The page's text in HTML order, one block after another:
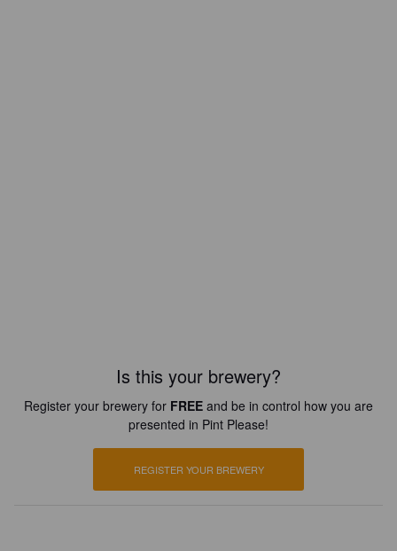
Is this your brewery?
Register your brewery for FREE and be in control how you are
presented in Pint Please!
REGISTER YOUR BREWERY